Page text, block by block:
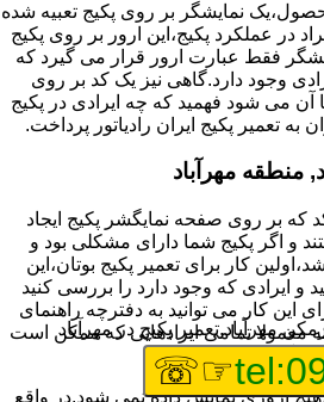
نمایشگر بر روی پکیج تعبیه شده
در عملکرد پکیج،این ارور بر روی پکیج
فقط عبارت ارور قرار می گیرد که
وجود دارد.گاهی نیز یک کد بر روی
آن می شود فهمید که چه ایرادی در پکیج
تعمیر پکیج ایران رادیاتور پرداخت.
منطقه مهرآباد
کد که بر روی صفحه نمایگشر پکیج ایجاد
و اگر پکیج شما دارای مشکلی بود و
کار برای تعمیر پکیج بوتان،این
و ایرادی که وجود دارد را بررسی کنید
این کار می توانید به دفترچه راهنمای
تمامی ایرادهایی که ممکن است
گرفته است.
اروری نمایش داده نمی شود.در واقع
مهرآباد,تعمیر پکیج در مهرآباد
☞☏